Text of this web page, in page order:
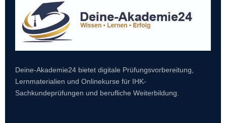
Deine-Akademie24 bietet digitale Prüfungsvorbereitung,
Lernmaterialien und Onlinekurse für IHK-
Sachkundeprüfungen und berufliche Weiterbildung.